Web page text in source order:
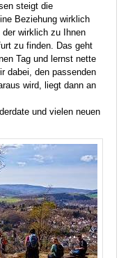
steigt die
Beziehung wirklich
wirklich zu Ihnen
zu finden. Das geht
Tag und lernst nette
dabei, den passenden
wird, liegt dann an
und vielen neuen